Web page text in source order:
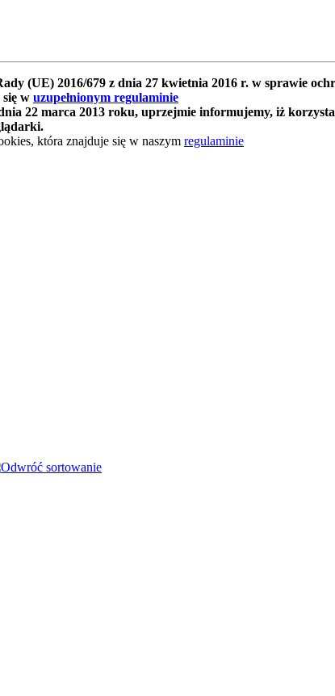
(UE) 2016/679 z dnia 27 kwietnia 2016 r. w sprawie
w uzupełnionym regulaminie
22 marca 2013 roku, uprzejmie informujemy, iż
która znajduje się w naszym regulaminie